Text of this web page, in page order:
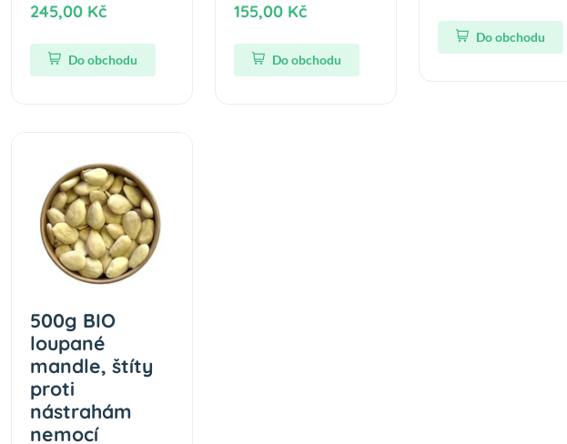
245,00 Kč
Do obchodu
155,00 Kč
Do obchodu
Do obchodu
500g BIO
loupané
mandle, štíty
proti
nástrahám
nemocí